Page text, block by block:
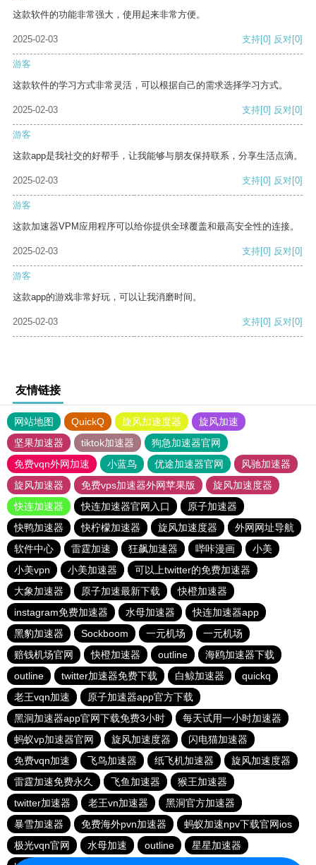
这款软件的功能非常强大，使用起来非常方便。
2025-02-03 支持[0] 反对[0]
游客
这款软件的学习方式非常灵活，可以根据自己的需求选择学习方式。
2025-02-03 支持[0] 反对[0]
游客
这款app是我社交的好帮手，让我能够与朋友保持联系，分享生活点滴。
2025-02-03 支持[0] 反对[0]
游客
这款加速器VPM应用程序可以给你提供全球覆盖和最高安全性的连接。
2025-02-03 支持[0] 反对[0]
游客
这款app的游戏非常好玩，可以让我消磨时间。
2025-02-03 支持[0] 反对[0]
友情链接
网站地图 QuickQ 旋风加速度器
旋风加速
坚果加速器
tiktok加速器
狗急加速器官网
免费vqn外网加速
小蓝鸟 优途加速器官网
风驰加速器
旋风加速器
免费vps加速器外网苹果版
旋风加速度器
快连加速器
快连加速器官网入口
原子加速器
快鸭加速器
快柠檬加速器 旋风加速度器
外网网址导航
软件中心
雷霆加速 狂飙加速器 哔咔漫画
小美
小美vpn
小美加速器
可以上twitter的免费加速器
大象加速器
原子加速最新下载
快橙加速器
instagram免费加速器
水母加速器
快连加速器app
黑豹加速器
Sockboom 一元机场
一元机场
赔钱机场官网
快橙加速器 outline
海鸥加速器下载
outline
twitter加速器免费下载 白鲸加速器
quickq
老王vqn加速
原子加速器app官方下载
黑洞加速器app官网下载免费3小时
每天试用一小时加速器
蚂蚁vp加速器官网
旋风加速度器
闪电猫加速器
免费vqn加速
飞鸟加速器 纸飞机加速器
旋风加速度器
雷霆加速免费永久
飞鱼加速器
猴王加速器
twitter加速器
老王vn加速器
黑洞官方加速器
暴雪加速器
免费海外pvn加速器
蚂蚁加速npv下载官网ios
极光vqn官网
水母加速 outline
星星加速器